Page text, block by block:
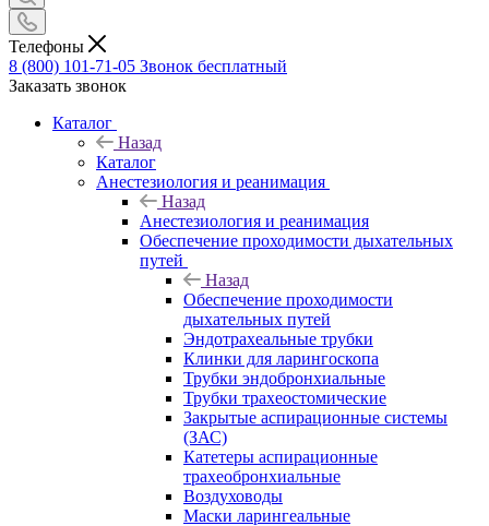
Телефоны
8 (800) 101-71-05 Звонок бесплатный
Заказать звонок
Каталог
Назад
Каталог
Анестезиология и реанимация
Назад
Анестезиология и реанимация
Обеспечение проходимости дыхательных
путей
Назад
Обеспечение проходимости
дыхательных путей
Эндотрахеальные трубки
Клинки для ларингоскопа
Трубки эндобронхиальные
Трубки трахеостомические
Закрытые аспирационные системы
(ЗАС)
Катетеры аспирационные
трахеобронхиальные
Воздуховоды
Маски ларингеальные